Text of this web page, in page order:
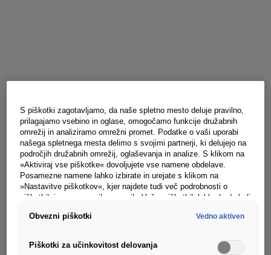
S piškotki zagotavljamo, da naše spletno mesto deluje pravilno,
prilagajamo vsebino in oglase, omogočamo funkcije družabnih
omrežij in analiziramo omrežni promet. Podatke o vaši uporabi
našega spletnega mesta delimo s svojimi partnerji, ki delujejo na
področjih družabnih omrežij, oglaševanja in analize. S klikom na
»Aktiviraj vse piškotke« dovoljujete vse namene obdelave.
Posamezne namene lahko izbirate in urejate s klikom na
»Nastavitve piškotkov«, kjer najdete tudi več podrobnosti o
piškotkih in posameznih namenih. Več o piškotkih lahko kadarkoli
privolitve.
Obvezni piškotki Vedno aktiven
Piškotki za učinkovitost delovanja